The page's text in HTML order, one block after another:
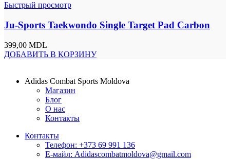
Быстрый просмотр
Ju-Sports Taekwondo Single Target Pad Carbon
399,00 MDL
ДОБАВИТЬ В КОРЗИНУ
Adidas Combat Sports Moldova
Магазин
Блог
О нас
Контакты
Контакты
Телефон: +373 69 991 136
Е-майл: Adidascombatmoldova@gmail.com